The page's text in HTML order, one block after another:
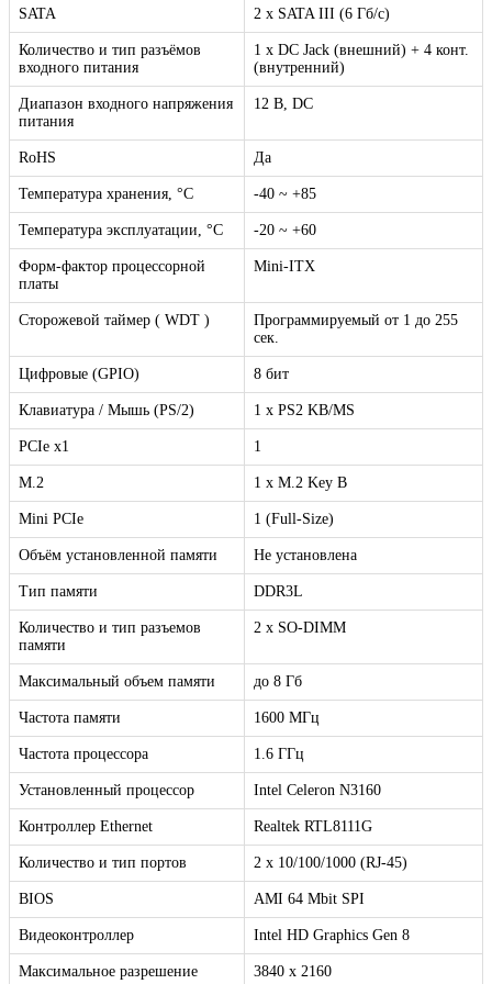
SATA 2 х SATA III (6 Гб/с)
Количество и тип разъёмов
входного питания
1 x DC Jack (внешний) + 4 конт.
(внутренний)
Диапазон входного напряжения
питания
12 В, DC
RoHS Да
Температура хранения, °C -40 ~ +85
Температура эксплуатации, °C -20 ~ +60
Форм-фактор процессорной
платы
Mini-ITX
Сторожевой таймер ( WDT )
Программируемый от 1 до 255
сек.
Цифровые (GPIO) 8 бит
Клавиатура / Мышь (PS/2) 1 х PS2 KB/MS
PCIe x1 1
M.2 1 х M.2 Key B
Mini PCIe 1 (Full-Size)
Объём установленной памяти Не установлена
Тип памяти DDR3L
Количество и тип разъемов
памяти
2 x SO-DIMM
Максимальный объем памяти до 8 Гб
Частота памяти 1600 МГц
Частота процессора 1.6 ГГц
Установленный процессор Intel Celeron N3160
Контроллер Ethernet Realtek RTL8111G
Количество и тип портов 2 х 10/100/1000 (RJ-45)
BIOS AMI 64 Mbit SPI
Видеоконтроллер Intel HD Graphics Gen 8
Максимальное разрешение 3840 x 2160